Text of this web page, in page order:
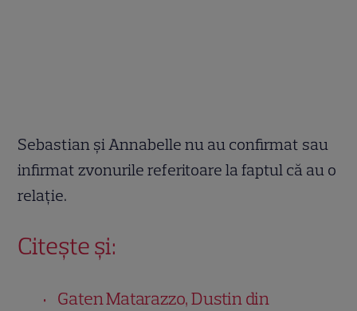
Sebastian și Annabelle nu au confirmat sau
infirmat zvonurile referitoare la faptul că au o
relație.
Citește și:
Gaten Matarazzo, Dustin din